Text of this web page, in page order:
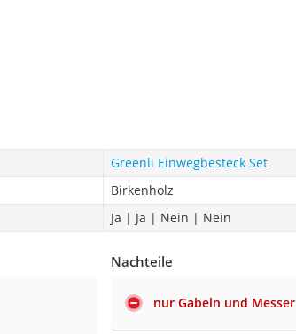
Greenli Einwegbesteck Set
Birkenholz
Ja | Ja | Nein | Nein
Nachteile
nur Gabeln und Messer